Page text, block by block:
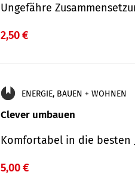
Ungefähre
2,50 €
ENERGIE, BAUEN + WOHNEN
Clever umbauen
Komfortabel in die besten
5,00 €